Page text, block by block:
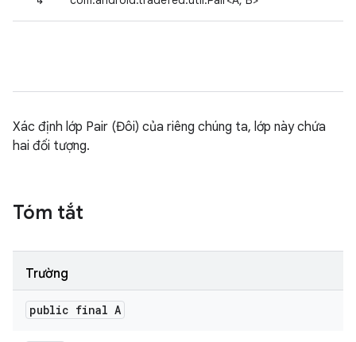
Xác định lớp Pair (Đôi) của riêng chúng ta, lớp này chứa
hai đối tượng.
Tóm tắt
Trường
public final A